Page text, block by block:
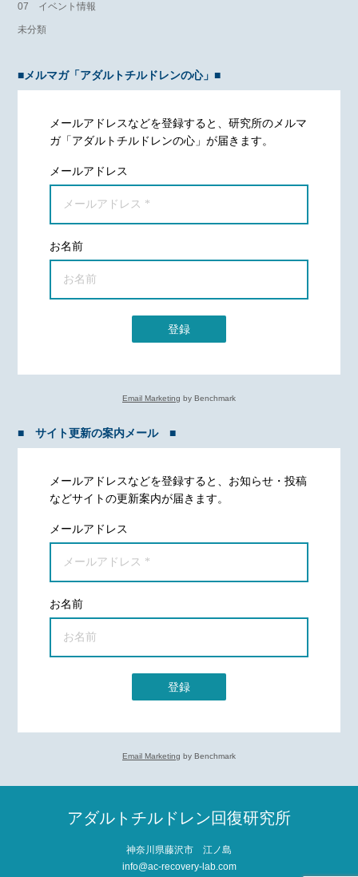
07 イベント情報
未分類
■メルマガ「アダルトチルドレンの心」■
メールアドレスなどを登録すると、研究所のメルマ
ガ「アダルトチルドレンの心」が届きます。
メールアドレス
お名前
登録
Email Marketing by Benchmark
■ サイト更新の案内メール ■
メールアドレスなどを登録すると、お知らせ・投稿
などサイトの更新案内が届きます。
メールアドレス
お名前
登録
Email Marketing by Benchmark
アダルトチルドレン回復研究所
神奈川県藤沢市 江ノ島
info@ac-recovery-lab.com